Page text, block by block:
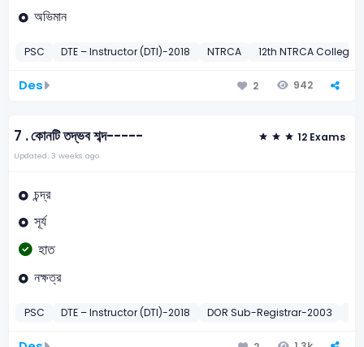
অভিমান
PSC DTE – Instructor (DTI)-2018 NTRCA 12th NTRCA College-
Des 2 942
7 .কোনটি তদ্ভব শব্দ----- 12 Exams
Updated: 3 weeks ago
চন্দ্র
সূর্য
হাত
নক্ষত্র
PSC DTE – Instructor (DTI)-2018 DOR Sub-Registrar-2003